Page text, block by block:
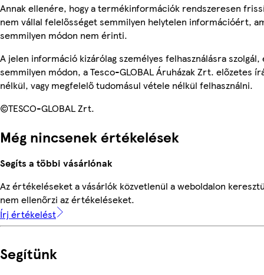
Annak ellenére, hogy a termékinformációk rendszeresen
nem vállal felelősséget semmilyen helytelen információért,
semmilyen módon nem érinti.
A jelen információ kizárólag személyes felhasználásra
semmilyen módon, a Tesco-GLOBAL Áruházak Zrt. előzetes
nélkül, vagy megfelelő tudomásul vétele nélkül felhasználni.
©TESCO-GLOBAL Zrt.
Még nincsenek értékelések
Segíts a többi vásárlónak
Az értékeléseket a vásárlók közvetlenül a weboldalon
nem ellenőrzi az értékeléseket.
Írj értékelést
Segítünk